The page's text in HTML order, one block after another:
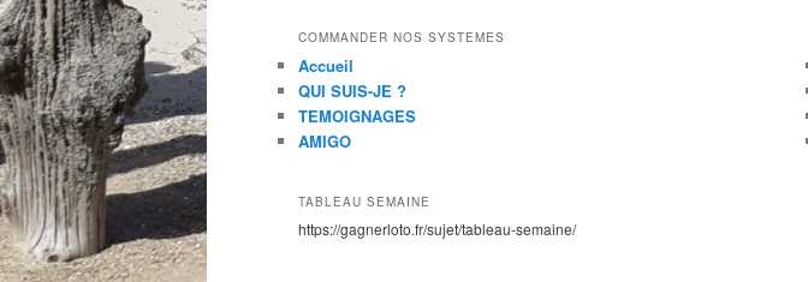
COMMANDER NOS SYSTEMES
Accueil
QUI SUIS-JE ?
TEMOIGNAGES
AMIGO
TABLEAU SEMAINE
https://gagnerloto.fr/sujet/tableau-semaine/